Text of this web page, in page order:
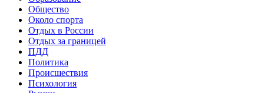
Общество
Около спорта
Отдых в России
Отдых за границей
ПДД
Политика
Происшествия
Психология